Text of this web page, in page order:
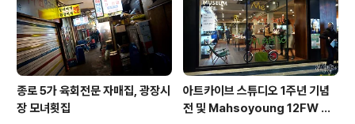
자 멍 - 그때 미역누나가 보던 책이 눈에 들어와서, 일단 이
리카페에서 내가 제..
종로 5가 육회전문 자매집, 광장시
장 모녀횟집
아트카이브 스튜디오 1주년 기념
전 및 Mahsoyoung 12FW 프